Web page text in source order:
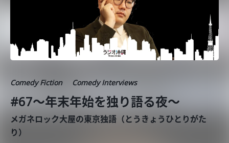
Comedy Fiction Comedy Interviews
#67〜年末年始を独り語る夜〜
メガネロック大屋の東京独語（とうきょうひとりがた
り）